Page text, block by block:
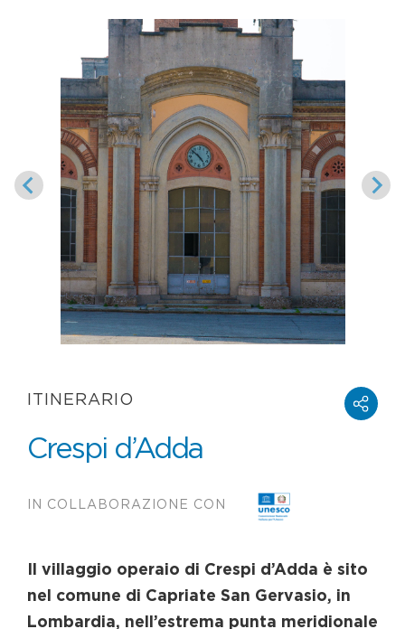
ITINERARIO
Crespi d’Adda
IN COLLABORAZIONE CON
Il villaggio operaio di Crespi d’Adda è sito
nel comune di Capriate San Gervasio, in
Lombardia, nell’estrema punta meridionale